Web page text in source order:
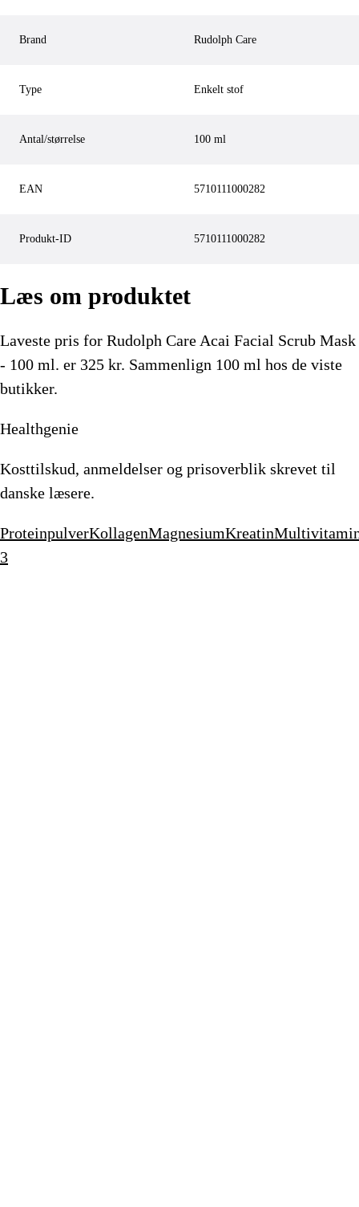
Brand Rudolph Care
Type Enkelt stof
Antal/størrelse 100 ml
EAN 5710111000282
Produkt-ID 5710111000282
Læs om produktet
Laveste pris for Rudolph Care Acai Facial Scrub Mask
- 100 ml. er 325 kr. Sammenlign 100 ml hos de viste
butikker.
Healthgenie
Kosttilskud, anmeldelser og prisoverblik skrevet til
danske læsere.
ProteinpulverKollagenMagnesiumKreatin
3